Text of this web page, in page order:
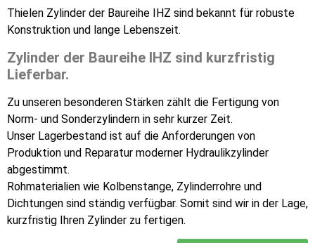
Thielen Zylinder der Baureihe IHZ sind bekannt für robuste
Konstruktion und lange Lebenszeit.
Zylinder der Baureihe IHZ sind kurzfristig
Lieferbar.
Zu unseren besonderen Stärken zählt die Fertigung von
Norm- und Sonderzylindern in sehr kurzer Zeit.
Unser Lagerbestand ist auf die Anforderungen von
Produktion und Reparatur moderner Hydraulikzylinder
abgestimmt.
Rohmaterialien wie Kolbenstange, Zylinderrohre und
Dichtungen sind ständig verfügbar. Somit sind wir in der Lage,
kurzfristig Ihren Zylinder zu fertigen.